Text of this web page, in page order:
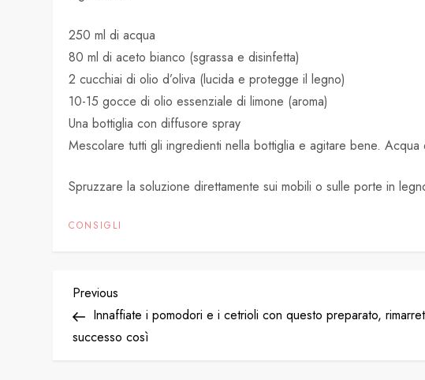
250 ml di acqua
80 ml di aceto bianco (sgrassa e disinfetta)
2 cucchiai di olio d’oliva (lucida e protegge il legno)
10-15 gocce di olio essenziale di limone (aroma)
Una bottiglia con diffusore spray
Mescolare tutti gli ingredienti nella bottiglia e agitare bene.
Spruzzare la soluzione direttamente sui mobili o sulle porte in
CONSIGLI
P
o
Previous
Post
Previous
Innaffiate i pomodori e i cetrioli con questo preparato,
successo così